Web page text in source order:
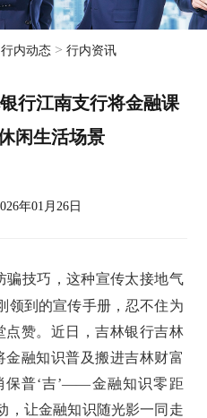
行内动态 >行内资讯
行江南支行将金融课
闲生活场景
年01月26日
骗技巧，这种宣传太接地气
领到的宣传手册，忍不住为
赞。近日，吉林银行吉林
融知识普及搬进吉林财富
保普‘吉’——金融知识零距
，让金融知识随光影一同走